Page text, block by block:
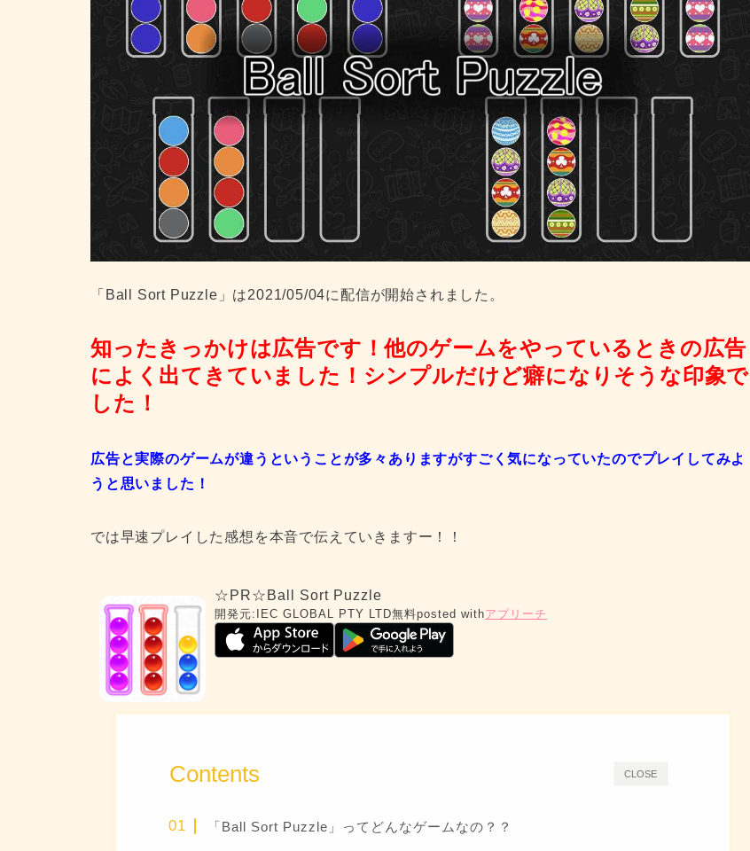
「Ball Sort Puzzle」は2021/05/04に配信が開始されました。
知ったきっかけは広告です！他のゲームをやっているときの広告
によく出てきていました！シンプルだけど癖になりそうな印象で
した！
広告と実際のゲームが違うということが多々ありますがすごく気になっていたのでプレイしてみよ
うと思いました！
では早速プレイした感想を本音で伝えていきますー！！
☆PR☆Ball Sort Puzzle
開発元: IEC GLOBAL PTY LTD無料posted withアプリーチ
CLOSE
Contents
「Ball Sort Puzzle」ってどんなゲームなの？？